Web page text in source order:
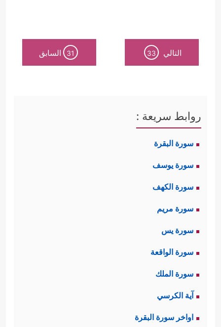
التالي 33
31 السابق
روابط سريعة :
سورة البقرة
سورة يوسف
سورة الكهف
سورة مريم
سورة يس
سورة الواقعة
سورة الملك
آية الكرسي
اواخر سورة البقرة